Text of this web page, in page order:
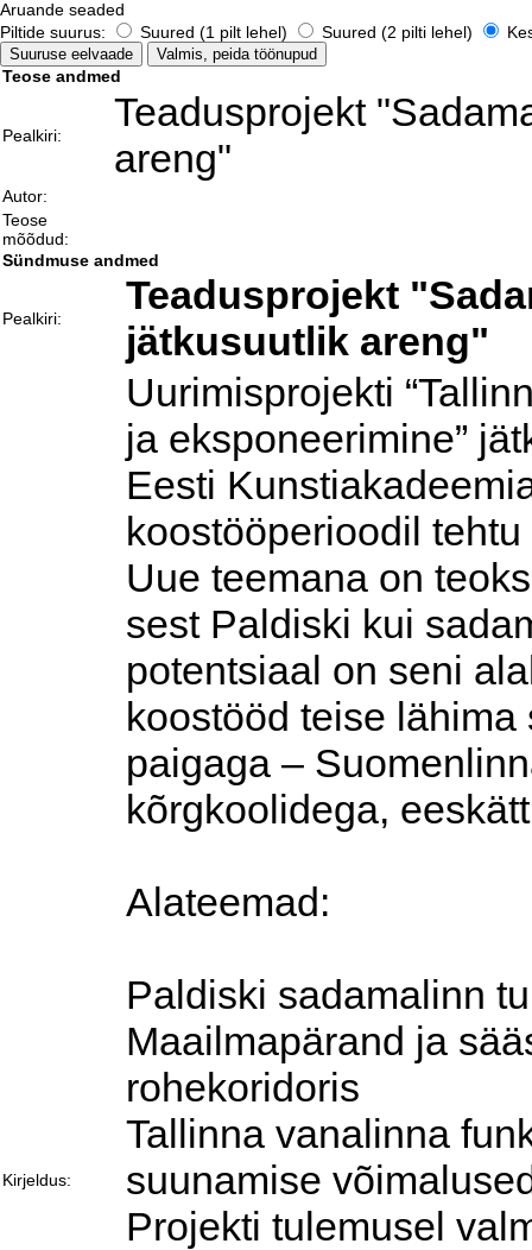
Aruande seaded
Piltide suurus:
Suured (1 pilt lehel) Suured (2 pilti lehel)
Teose andmed
Pealkiri:
Teadusprojekt
areng"
Autor:
Teose
mõõdud:
Sündmuse andmed
Pealkiri:
Teadusprojekt
jätkusuutlik areng"
Kirjeldus:
Uurimisprojekti
ja eksponeerimine”
Eesti
koostööperioodil
Uue teemana on
sest Paldiski kui
potentsiaal on seni
koostööd teise
paigaga –
kõrgkoolidega,
Alateemad:
Paldiski sadamalinn
Maailmapärand ja
rohekoridoris
Tallinna vanalinna
suunamise
Projekti tulemusel